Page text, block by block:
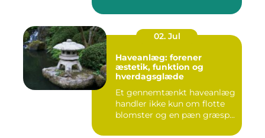
02. Jul
Haveanlæg: forener
æstetik, funktion og
hverdagsglæde
Et gennemtænkt haveanlæg
handler ikke kun om flotte
blomster og en pæn græsp...